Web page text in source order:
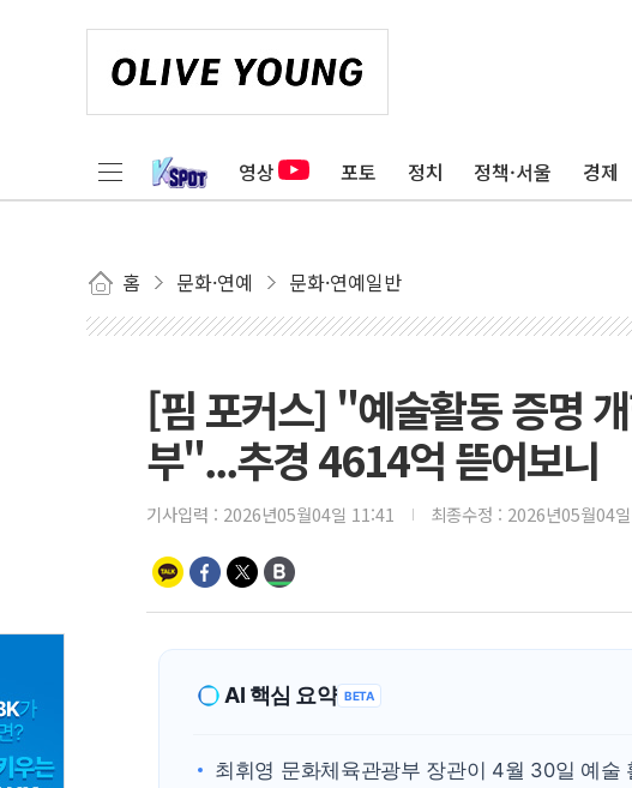
영상 포토 정치 정책·서울 경제
홈 문화·연예 문화·연예일반
[핌 포커스] "예술활동 증명
부"...추경 4614억 뜯어보니
기사입력 : 2026년05월04일 11:41 최종수정 : 2026년05월04
AI 핵심 요약 BETA
최휘영 문화체육관광부 장관이 4월 30일 예